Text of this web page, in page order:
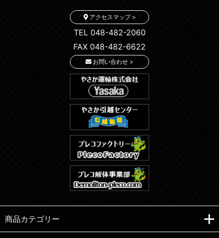
アクセスマップ >
TEL 048-482-2060
FAX 048-482-6622
お問い合わせ >
商品カテゴリー